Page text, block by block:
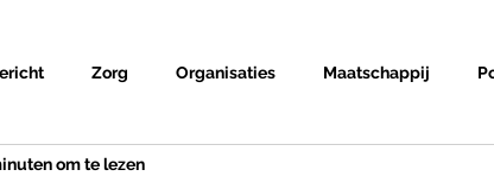
Zorg Organisaties Maatschappij
om te lezen